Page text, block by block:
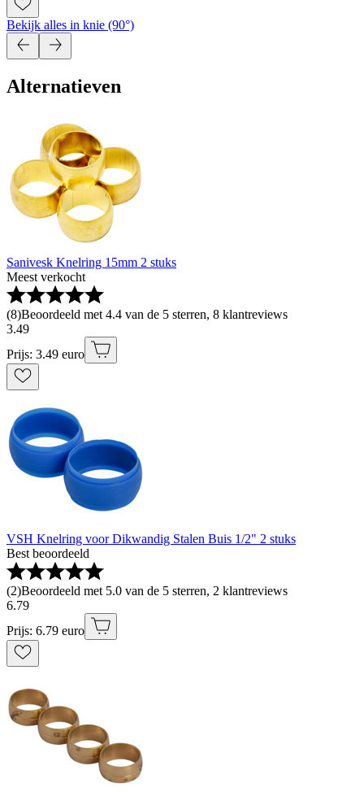
Bekijk alles in knie (90°)
Alternatieven
Sanivesk Knelring 15mm 2 stuks
Meest verkocht
(8)Beoordeeld met 4.4 van de 5 sterren, 8 klantreviews
3.49
Prijs: 3.49 euro
VSH Knelring voor Dikwandig Stalen Buis 1/2" 2 stuks
Best beoordeeld
(2)Beoordeeld met 5.0 van de 5 sterren, 2 klantreviews
6.79
Prijs: 6.79 euro